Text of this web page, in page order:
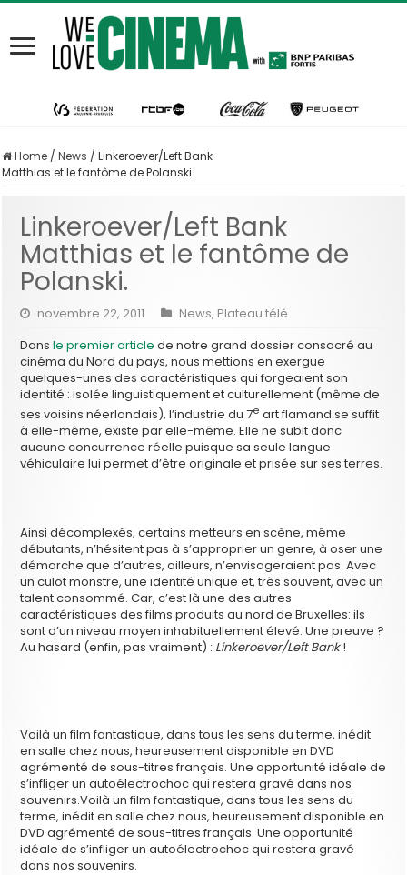
Home / News / Linkeroever/Left Bank
Matthias et le fantôme de Polanski.
Linkeroever/Left Bank
Matthias et le fantôme de
Polanski.
novembre 22, 2011 News, Plateau télé
Dansle premier article de notre grand dossier consacré au
cinéma du Nord du pays, nous mettions en exergue
quelques-unes des caractéristiques qui forgeaient son
identité : isolée linguistiquement et culturellement (même de
ses voisins néerlandais), l’industrie du 7e art flamand se suffit
à elle-même, existe par elle-même. Elle ne subit donc
aucune concurrence réelle puisque sa seule langue
véhiculaire lui permet d’être originale et prisée sur ses terres.
Ainsi décomplexés, certains metteurs en scène, même
débutants, n’hésitent pas à s’approprier un genre, à oser une
démarche que d’autres, ailleurs, n’envisageraient pas. Avec
un culot monstre, une identité unique et, très souvent, avec un
talent consommé. Car, c’est là une des autres
caractéristiques des films produits au nord de Bruxelles: ils
sont d’un niveau moyen inhabituellement élevé. Une preuve ?
Au hasard (enfin, pas vraiment) : Linkeroever/Left Bank!
Voilà un film fantastique, dans tous les sens du terme, inédit
en salle chez nous, heureusement disponible en DVD
agrémenté de sous-titres français. Une opportunité idéale de
s’infliger un autoélectrochoc qui restera gravé dans nos
souvenirs.Voilà un film fantastique, dans tous les sens du
terme, inédit en salle chez nous, heureusement disponible en
DVD agrémenté de sous-titres français. Une opportunité
idéale de s’infliger un autoélectrochoc qui restera gravé
dans nos souvenirs.